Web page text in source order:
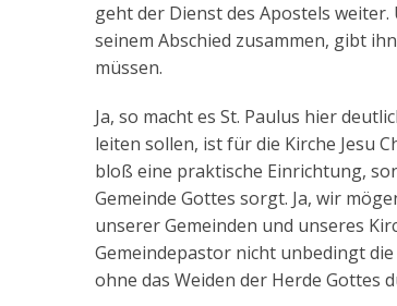
geht der Dienst des Apostels
seinem Abschied zusammen, gibt
müssen.
Ja, so macht es St. Paulus hier
leiten sollen, ist für die Kirche Jesu
bloß eine praktische Einrichtung,
Gemeinde Gottes sorgt. Ja, wir
unserer Gemeinden und unseres
Gemeindepastor nicht unbedingt
ohne das Weiden der Herde Gottes